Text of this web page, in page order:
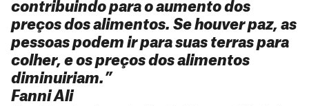
contribuindo para o aumento dos
preços dos alimentos. Se houver paz, as
pessoas podem ir para suas terras para
colher, e os preços dos alimentos
diminuiriam.”
Fanni Ali